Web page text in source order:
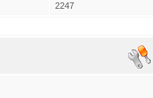
2247